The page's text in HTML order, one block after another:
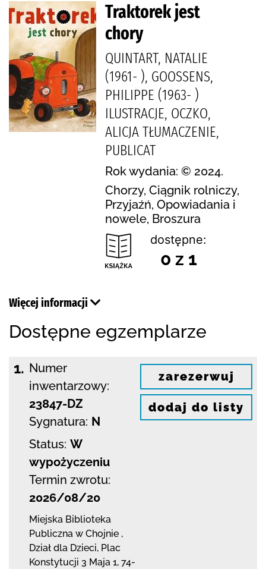
Traktorek jest
chory
QUINTART, NATALIE
(1961- ), GOOSSENS,
PHILIPPE (1963- )
ILUSTRACJE, OCZKO,
ALICJA TŁUMACZENIE,
PUBLICAT
Rok wydania: © 2024.
Chorzy, Ciągnik rolniczy,
Przyjaźń, Opowiadania i
nowele, Broszura
dostępne:
0 z 1
Więcej informacji
Dostępne egzemplarze
1. Numer
inwentarzowy:
23847-DZ
Sygnatura: N
Status: W
wypożyczeniu
Termin zwrotu:
2026/08/20
Miejska Biblioteka
Publiczna w Chojnie ,
Dział dla Dzieci, Plac
Konstytucji 3 Maja 1, 74-
zarezerwuj
dodaj do listy